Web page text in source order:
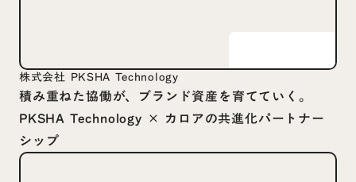
株式会社 PKSHA Technology
積み重ねた協働が、ブランド資産を育てていく。
PKSHA Technology × カロアの共進化パートナー
シップ